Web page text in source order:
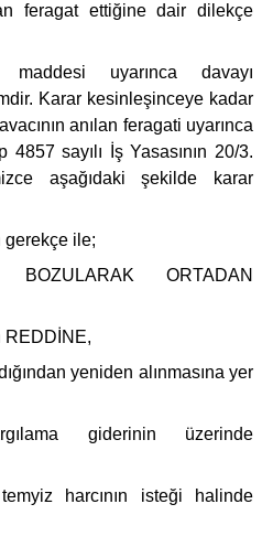
feragat ettiğine dair dilekçe
uyarınca davayı
Karar kesinleşinceye kadar
anılan feragati uyarınca
sayılı İş Yasasının 20/3.
aşağıdaki şekilde karar
gerekçe ile;
BOZULARAK ORTADAN
REDDİNE,
yeniden alınmasına yer
giderinin üzerinde
harcının isteği halinde